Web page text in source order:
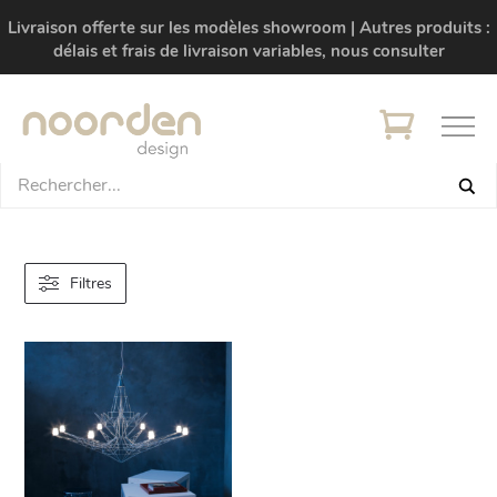
Livraison offerte sur les modèles showroom | Autres produits :
délais et frais de livraison variables, nous consulter
Filtres